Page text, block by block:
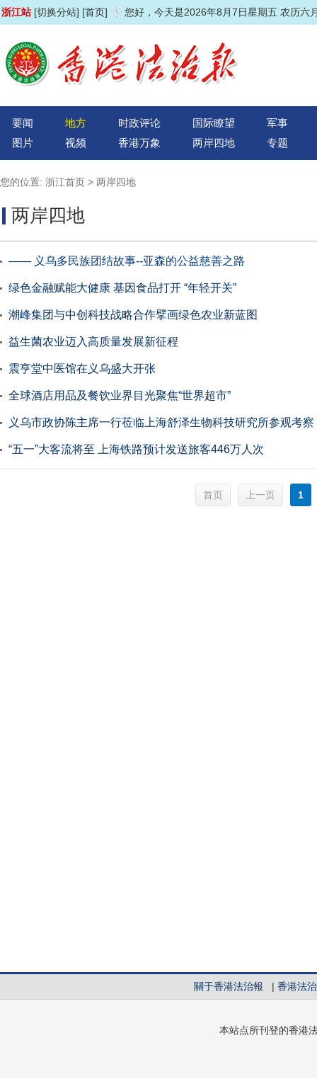
浙江站 [切换分站] [首页] 您好，今天是2026年8月7日星期五 农历六
要闻 地方 时政评论 国际瞭望
军事
图片
视频 香港万象 两岸四地 专题
您的位置: 浙江首页 > 两岸四地
两岸四地
—— 义乌多民族团结故事--亚森的公益慈善之路
绿色金融赋能大健康 基因食品打开 “年轻开关”
潮峰集团与中创科技战略合作擘画绿色农业新蓝图
益生菌农业迈入高质量发展新征程
震亨堂中医馆在义乌盛大开张
全球酒店用品及餐饮业界目光聚焦“世界超市”
义乌市政协陈主席一行莅临上海舒泽生物科技研究所参观考察
“五一”大客流将至 上海铁路预计发送旅客446万人次
首页 1
關于香港法治報 | 香港法
本站点所刊登的香港